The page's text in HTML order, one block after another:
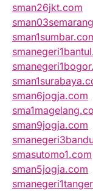
sman26jkt.com
sman6jogja.com
sman9jogja.com
smasutomo1.com
sman5jogja.com